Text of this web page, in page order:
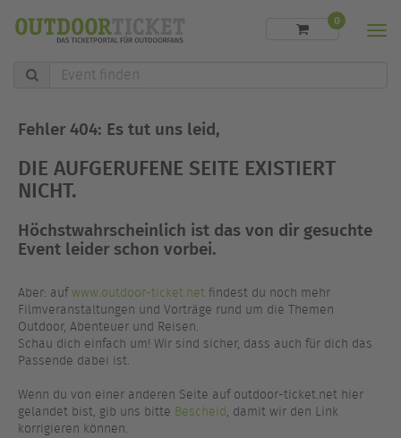
Event
finden
0
Fehler 404: Es tut uns leid,
DIE AUFGERUFENE SEITE EXISTIERT
NICHT.
Höchstwahrscheinlich ist das von dir gesuchte
Event leider schon vorbei.
Aber: aufwww.outdoor-ticket.net findest du noch mehr
Filmveranstaltungen und Vorträge rund um die Themen
Outdoor, Abenteuer und Reisen.
Schau dich einfach um! Wir sind sicher, dass auch für dich das
Passende dabei ist.
Wenn du von einer anderen Seite auf outdoor-ticket.net hier
gelandet bist, gib uns bitte Bescheid, damit wir den Link
korrigieren können.